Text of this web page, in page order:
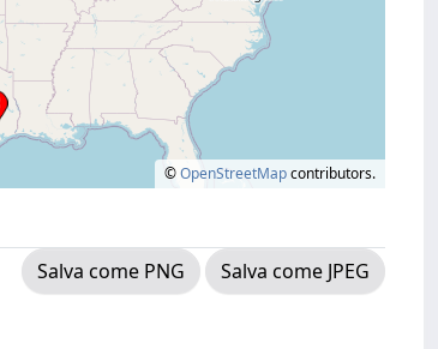
©OpenStreetMapcontributors.
Salva come PNG
Salva come JPEG